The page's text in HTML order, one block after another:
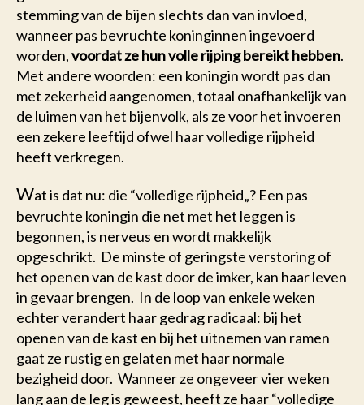
stemming van de bijen slechts dan van invloed,
wanneer pas bevruchte koninginnen ingevoerd
worden,voordat ze hun volle rijping bereikt hebben.
Met andere woorden: een koningin wordt pas dan
met zekerheid aangenomen, totaal onafhankelijk van
de luimen van het bijenvolk, als ze voor het invoeren
een zekere leeftijd ofwel haar volledige rijpheid
heeft verkregen.
Wat is dat nu: die “volledige rijpheid„? Een pas
bevruchte koningin die net met het leggen is
begonnen, is nerveus en wordt makkelijk
opgeschrikt. De minste of geringste verstoring of
het openen van de kast door de imker, kan haar leven
in gevaar brengen. In de loop van enkele weken
echter verandert haar gedrag radicaal: bij het
openen van de kast en bij het uitnemen van ramen
gaat ze rustig en gelaten met haar normale
bezigheid door. Wanneer ze ongeveer vier weken
lang aan de leg is geweest, heeft ze haar “volledige